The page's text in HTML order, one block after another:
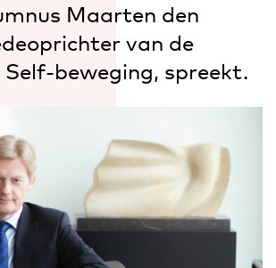
Maarten den
van de
beweging, spreekt.